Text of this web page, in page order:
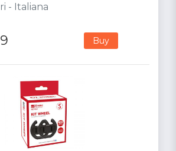
- Italiana
Buy